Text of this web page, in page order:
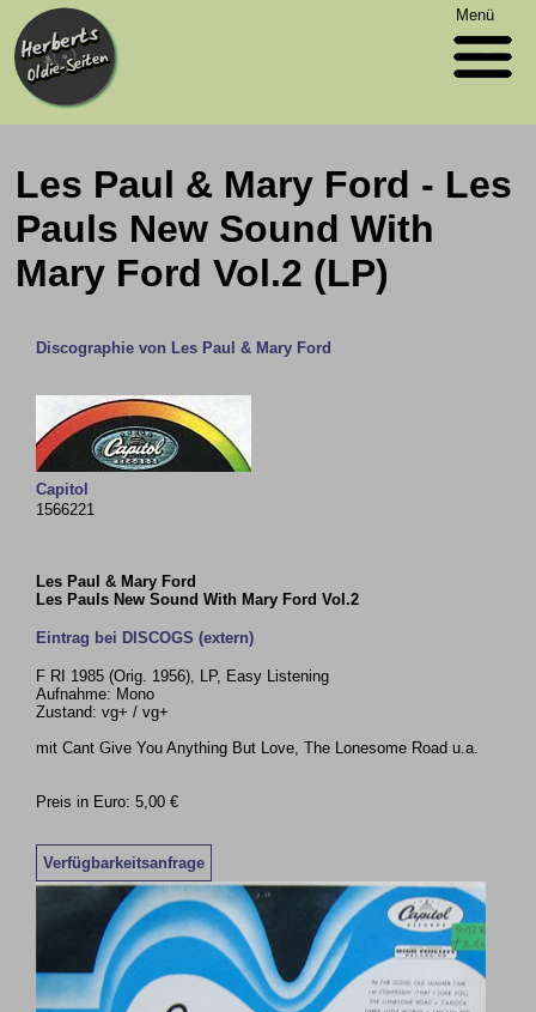
Menü
Les Paul & Mary Ford - Les
Pauls New Sound With
Mary Ford Vol.2 (LP)
Discographie von Les Paul & Mary Ford
Capitol
1566221
Les Paul & Mary Ford
Les Pauls New Sound With Mary Ford Vol.2
Eintrag bei DISCOGS (extern)
F RI 1985 (Orig. 1956), LP, Easy Listening
Aufnahme: Mono
Zustand: vg+ / vg+
mit Cant Give You Anything But Love, The Lonesome Road u.a.
Preis in Euro: 5,00 €
Verfügbarkeitsanfrage